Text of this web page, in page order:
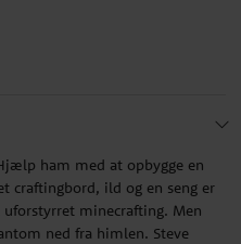
ham med at opbygge en
craftingbord, ild og en seng er
minecrafting. Men
ned fra himlen. Steve